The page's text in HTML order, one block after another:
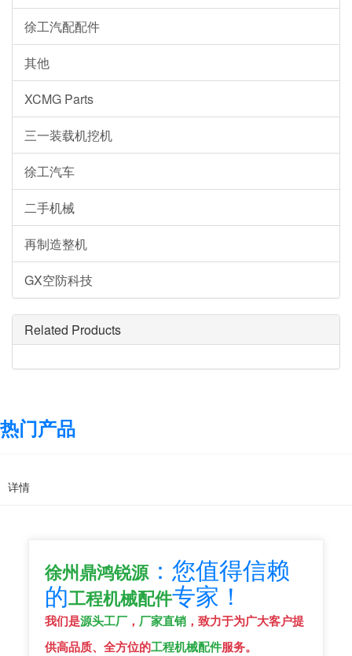
徐工汽配配件
其他
XCMG Parts
三一装载机挖机
徐工汽车
二手机械
再制造整机
GX空防科技
Related Products
热门产品
详情
徐州鼎鸿锐源：您值得信赖
的工程机械配件专家！
我们是源头工厂， 厂家直销，致力于为广大客户提
供高品质、全方位的工程机械配件服务。